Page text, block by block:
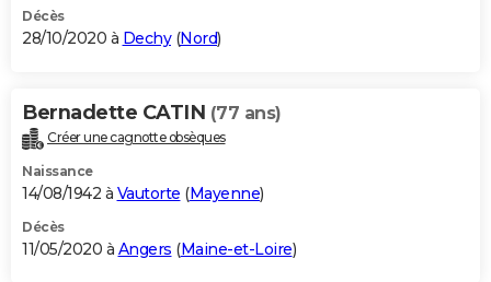
Décès
28/10/2020 à Dechy(Nord)
Bernadette CATIN (77 ans)
Créer une cagnotte obsèques
Naissance
14/08/1942 à Vautorte (Mayenne)
Décès
11/05/2020 à Angers (Maine-et-Loire)